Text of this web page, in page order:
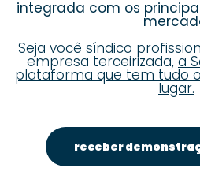
integrada com os
Seja você síndico
empresa terceirizada, a
plataforma que tem tudo
lugar.
receber